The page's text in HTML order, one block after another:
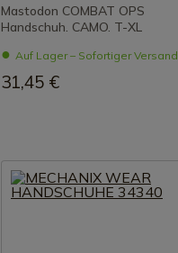
Mastodon COMBAT OPS
Handschuh. CAMO. T-XL
Auf Lager – Sofortiger Versand
31,45 €